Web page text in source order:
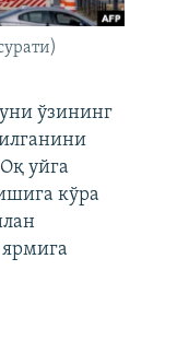
ўзининг
уйга
кўра